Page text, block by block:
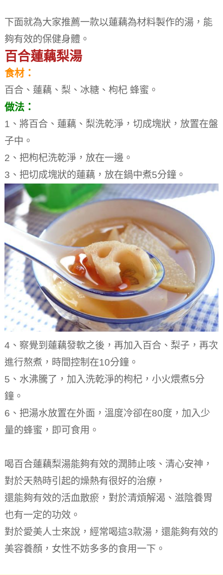
下面就為大家推薦一款以蓮藕為材料製作的湯，能
夠有效的保健身體。
百合蓮藕梨湯
食材：
百合、蓮藕、梨、冰糖、枸杞 蜂蜜。
做法：
1、將百合、蓮藕、梨洗乾淨，切成塊狀，放置在盤
子中。
2、把枸杞洗乾淨，放在一邊。
3、把切成塊狀的蓮藕，放在鍋中煮5分鐘。
4、察覺到蓮藕發軟之後，再加入百合、梨子，再次
進行熬煮，時間控制在10分鐘。
5、水沸騰了，加入洗乾淨的枸杞，小火煨煮5分
鐘。
6、把湯水放置在外面，溫度冷卻在80度，加入少
量的蜂蜜，即可食用。
喝百合蓮藕梨湯能夠有效的潤肺止咳、清心安神，
對於天熱時引起的燥熱有很好的治療，
還能夠有效的活血散瘀，對於清煩解渴、滋陰養胃
也有一定的功效。
對於愛美人士來說，經常喝這3款湯，還能夠有效的
美容養顏，女性不妨多多的食用一下。